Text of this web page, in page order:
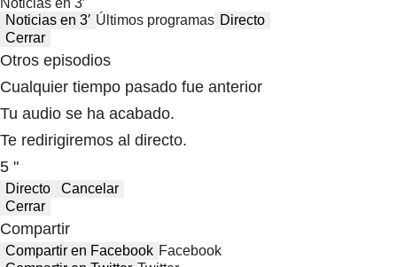
Noticias en 3′ Últimos programas Directo
Cerrar
Otros episodios
Cualquier tiempo pasado fue anterior
Tu audio se ha acabado.
Te redirigiremos al directo.
5 "
Directo
Cancelar
Cerrar
Compartir
Compartir en Facebook Facebook